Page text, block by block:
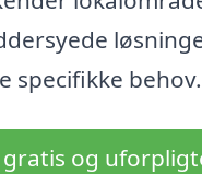
specifikke behov.
gratis og